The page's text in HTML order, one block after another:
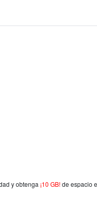
y obtenga ¡10 GB!de espacio